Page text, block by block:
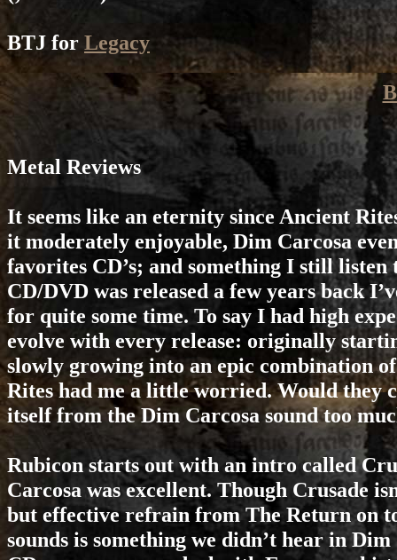
BTJ for Legacy
Metal Reviews
It seems like an eternity since Ancient
it moderately enjoyable, Dim Carcosa
favorites CD’s; and something I still
CD/DVD was released a few years back
for quite some time. To say I had high
evolve with every release: originally
slowly growing into an epic combination
Rites had me a little worried. Would they
itself from the Dim Carcosa sound too
Rubicon starts out with an intro called
Carcosa was excellent. Though Crusade
but effective refrain from The Return on
sounds is something we didn’t hear in